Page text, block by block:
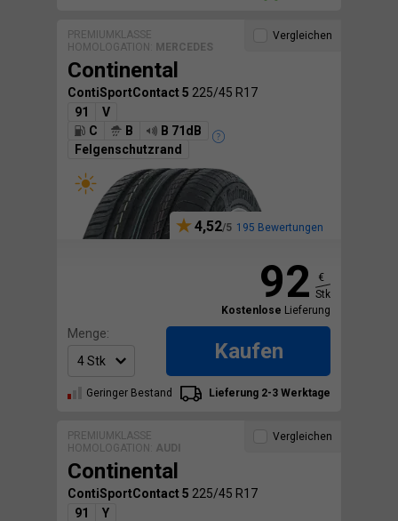
PREMIUMKLASSE
HOMOLOGATION:
MERCEDES
Continental
ContiSportContact 5 225/45 R17
91
V
C
B
B 71dB
Felgenschutzrand
4,52 195 Bewertungen
Vergleichen
92
€
Stk
Kostenlose Lieferung
Menge:
Kaufen
Geringer Bestand Lieferung 2-3 Werktage
PREMIUMKLASSE
HOMOLOGATION: AUDI
Continental
ContiSportContact 5 225/45 R17
91
Y
Vergleichen